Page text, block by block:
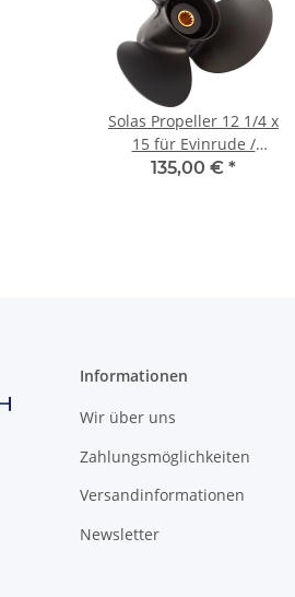
Solas Propeller 12 1/4 x
15 für Evinrude /
Johnson 40 - 75 PS 3-
135,00 € *
Informationen
Wir über uns
Zahlungsmöglichkeiten
Versandinformationen
Newsletter